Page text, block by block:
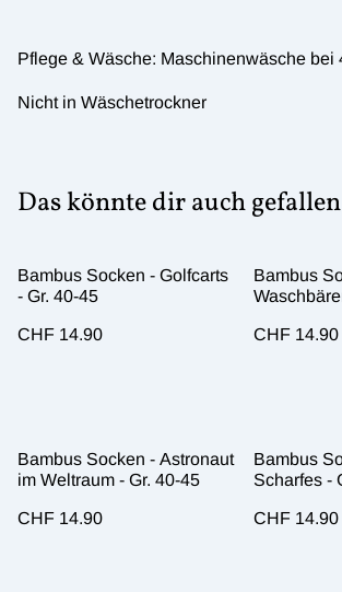
Pflege & Wäsche: Maschinenwäsche bei
Nicht in Wäschetrockner
Das könnte dir auch gefallen
Bambus Socken - Golfcarts
- Gr. 40-45
CHF 14.90
Bambus
CHF 14.90
Bambus Socken - Astronaut
im Weltraum - Gr. 40-45
CHF 14.90
Bambus
Scharfes -
CHF 14.90